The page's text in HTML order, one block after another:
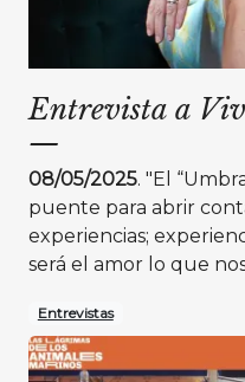
Entrevista a
—
08/05/2025. "El
puente para abrir
experiencias;
será el amor lo que
Entrevistas